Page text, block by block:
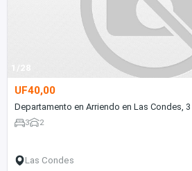
1/28
UF40,00
Departamento en Arriendo en Las Condes,
3 2
Las Condes